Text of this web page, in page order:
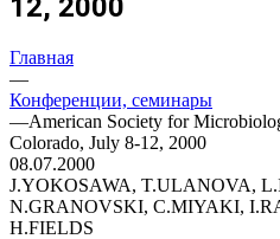
12, 2000
Главная
—
Конференции, семинары
—American Society for
Colorado, July 8-12, 2000
08.07.2000
J.YOKOSAWA, T.ULANOVA,
N.GRANOVSKI, C.MIYAKI,
H.FIELDS